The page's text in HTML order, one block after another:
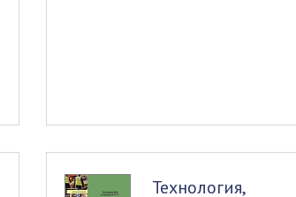
Технология,